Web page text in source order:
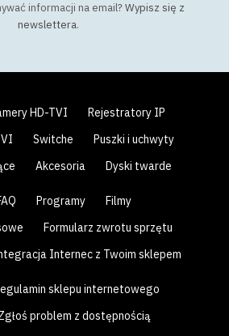
informacji na email?Wypisz się z
newslettera.
HD-TVI
Rejestratory IP
Switche
Puszki i uchwyty
Akcesoria Dyski twarde
Programy
Filmy
Formularz zwrotu sprzętu
Internec z Twoim sklepem
sklepu internetowego
problem z dostępnością